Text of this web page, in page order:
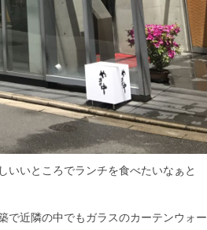
いいところでランチを食べたいなぁと
で近隣の中でもガラスのカーテンウォー